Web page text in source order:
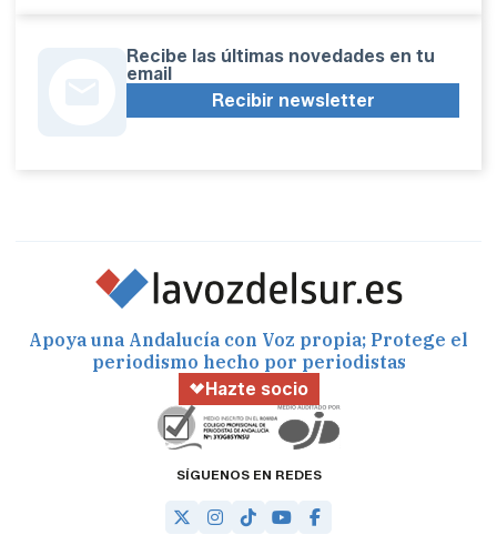
Recibe las últimas novedades en tu
email
Recibir newsletter
Apoya una Andalucía con Voz propia; Protege el
periodismo hecho por periodistas
Hazte socio
SÍGUENOS EN REDES